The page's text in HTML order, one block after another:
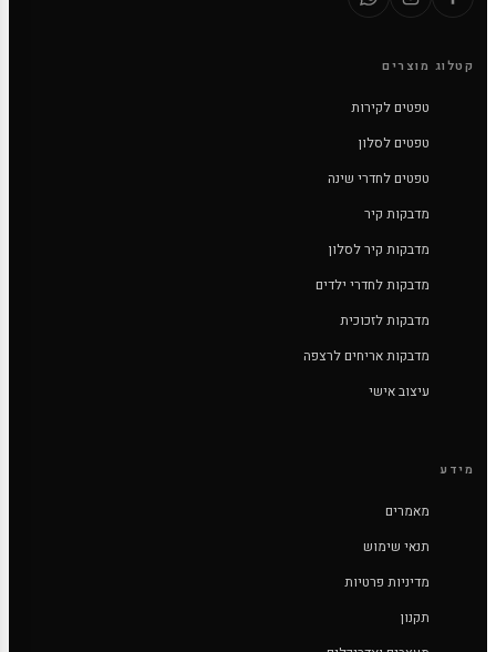
קטלוג מוצרים
טפטים לקירות
טפטים לסלון
טפטים לחדרי שינה
מדבקות קיר
מדבקות קיר לסלון
מדבקות לחדרי ילדים
מדבקות לזכוכית
מדבקות אריחים לרצפה
עיצוב אישי
מידע
מאמרים
תנאי שימוש
מדיניות פרטיות
תקנון